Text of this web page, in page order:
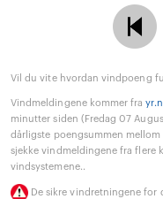
Vil du vite hvordan vindpoeng
Vindmeldingene kommer fra
minutter siden (Fredag 07
dårligste poengsummen
sjekke vindmeldingene fra flere
vindsystemene..
De sikre vindretningene for